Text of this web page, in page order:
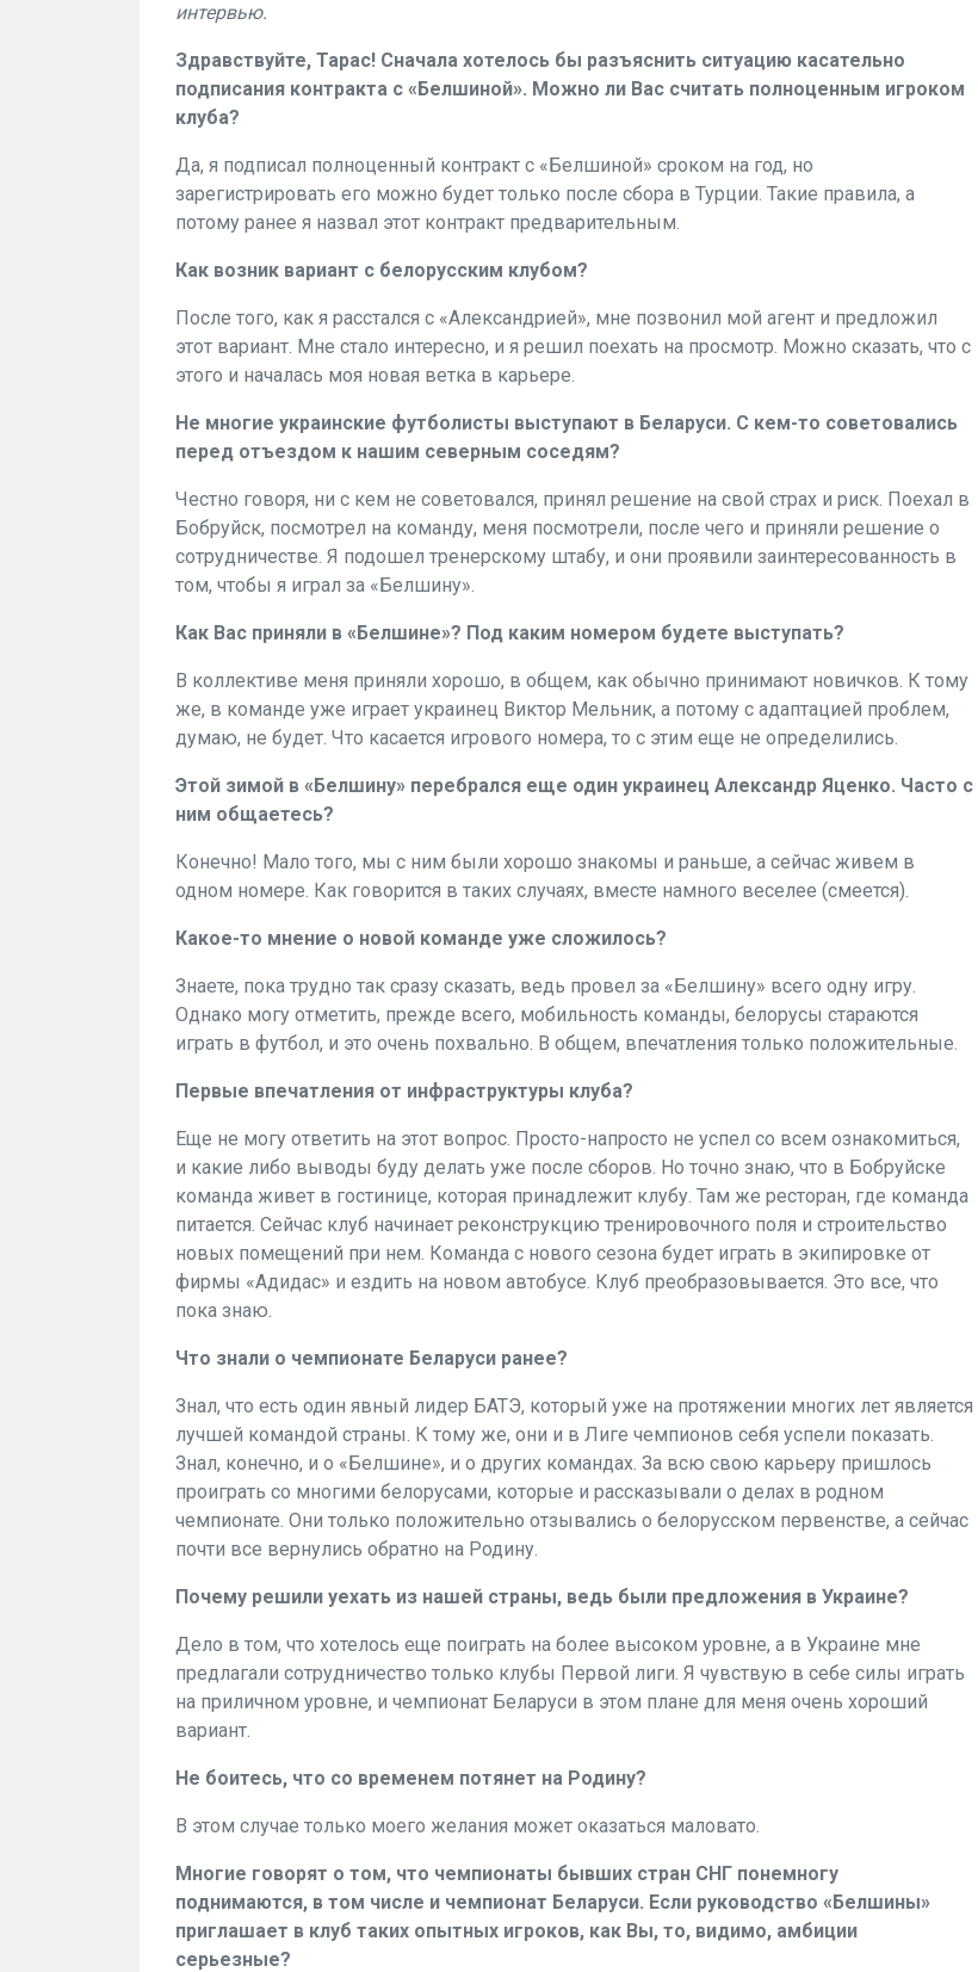
интервью.
Здравствуйте, Тарас! Сначала хотелось бы разъяснить ситуацию касательно
подписания контракта с «Белшиной». Можно ли Вас считать полноценным игроком
клуба?
Да, я подписал полноценный контракт с «Белшиной» сроком на год, но
зарегистрировать его можно будет только после сбора в Турции. Такие правила, а
потому ранее я назвал этот контракт предварительным.
Как возник вариант с белорусским клубом?
После того, как я расстался с «Александрией», мне позвонил мой агент и предложил
этот вариант. Мне стало интересно, и я решил поехать на просмотр. Можно сказать, что с
этого и началась моя новая ветка в карьере.
Не многие украинские футболисты выступают в Беларуси. С кем-то советовались
перед отъездом к нашим северным соседям?
Честно говоря, ни с кем не советовался, принял решение на свой страх и риск. Поехал в
Бобруйск, посмотрел на команду, меня посмотрели, после чего и приняли решение о
сотрудничестве. Я подошел тренерскому штабу, и они проявили заинтересованность в
том, чтобы я играл за «Белшину».
Как Вас приняли в «Белшине»? Под каким номером будете выступать?
В коллективе меня приняли хорошо, в общем, как обычно принимают новичков. К тому
же, в команде уже играет украинец Виктор Мельник, а потому с адаптацией проблем,
думаю, не будет. Что касается игрового номера, то с этим еще не определились.
Этой зимой в «Белшину» перебрался еще один украинец Александр Яценко. Часто с
ним общаетесь?
Конечно! Мало того, мы с ним были хорошо знакомы и раньше, а сейчас живем в
одном номере. Как говорится в таких случаях, вместе намного веселее (смеется).
Какое-то мнение о новой команде уже сложилось?
Знаете, пока трудно так сразу сказать, ведь провел за «Белшину» всего одну игру.
Однако могу отметить, прежде всего, мобильность команды, белорусы стараются
играть в футбол, и это очень похвально. В общем, впечатления только положительные.
Первые впечатления от инфраструктуры клуба?
Еще не могу ответить на этот вопрос. Просто-напросто не успел со всем ознакомиться,
и какие либо выводы буду делать уже после сборов. Но точно знаю, что в Бобруйске
команда живет в гостинице, которая принадлежит клубу. Там же ресторан, где команда
питается. Сейчас клуб начинает реконструкцию тренировочного поля и строительство
новых помещений при нем. Команда с нового сезона будет играть в экипировке от
фирмы «Адидас» и ездить на новом автобусе. Клуб преобразовывается. Это все, что
пока знаю.
Что знали о чемпионате Беларуси ранее?
Знал, что есть один явный лидер БАТЭ, который уже на протяжении многих лет является
лучшей командой страны. К тому же, они и в Лиге чемпионов себя успели показать.
Знал, конечно, и о «Белшине», и о других командах. За всю свою карьеру пришлось
проиграть со многими белорусами, которые и рассказывали о делах в родном
чемпионате. Они только положительно отзывались о белорусском первенстве, а сейчас
почти все вернулись обратно на Родину.
Почему решили уехать из нашей страны, ведь были предложения в Украине?
Дело в том, что хотелось еще поиграть на более высоком уровне, а в Украине мне
предлагали сотрудничество только клубы Первой лиги. Я чувствую в себе силы играть
на приличном уровне, и чемпионат Беларуси в этом плане для меня очень хороший
вариант.
Не боитесь, что со временем потянет на Родину?
В этом случае только моего желания может оказаться маловато.
Многие говорят о том, что чемпионаты бывших стран СНГ понемногу
поднимаются, в том числе и чемпионат Беларуси. Если руководство «Белшины»
приглашает в клуб таких опытных игроков, как Вы, то, видимо, амбиции
серьезные?